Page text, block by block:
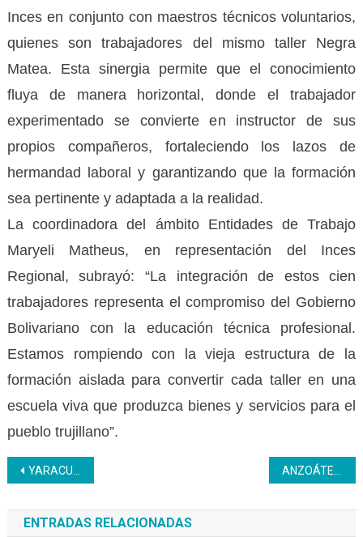
Inces en conjunto con maestros técnicos voluntarios,
quienes son trabajadores del mismo taller Negra
Matea. Esta sinergia permite que el conocimiento
fluya de manera horizontal, donde el trabajador
experimentado se convierte en instructor de sus
propios compañeros, fortaleciendo los lazos de
hermandad laboral y garantizando que la formación
sea pertinente y adaptada a la realidad.
La coordinadora del ámbito Entidades de Trabajo
Maryeli Matheus, en representación del Inces
Regional, subrayó: “La integración de estos cien
trabajadores representa el compromiso del Gobierno
Bolivariano con la educación técnica profesional.
Estamos rompiendo con la vieja estructura de la
formación aislada para convertir cada taller en una
escuela viva que produzca bienes y servicios para el
pueblo trujillano”.
Navegación
de
YARACUY | Aprender una ocupación productiva en corto plazo es posible
ENTRADAS RELACIONADAS